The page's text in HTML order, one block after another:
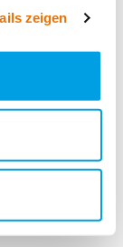
zeigen